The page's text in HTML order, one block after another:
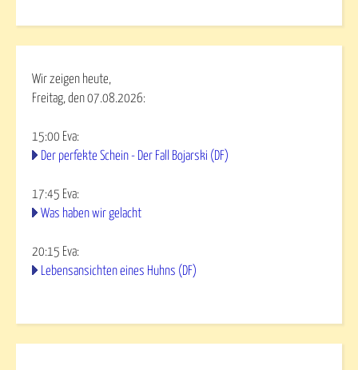
Wir zeigen heute,
Freitag, den 07.08.2026:
15:00 Eva:
Der perfekte Schein - Der Fall Bojarski (DF)
17:45 Eva:
Was haben wir gelacht
20:15 Eva:
Lebensansichten eines Huhns (DF)